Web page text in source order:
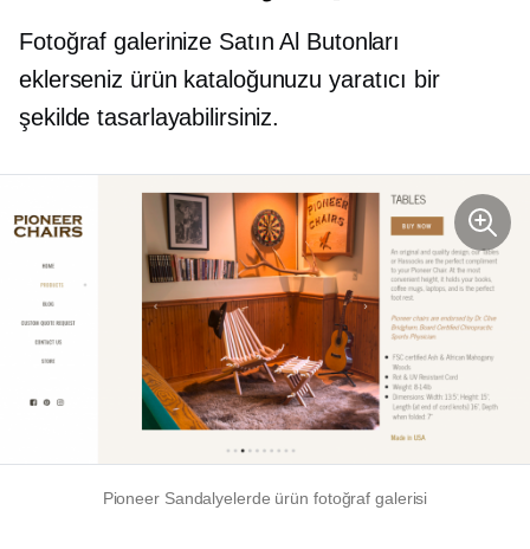
Fotoğraf galerinize Satın Al Butonları
eklerseniz ürün kataloğunuzu yaratıcı bir
şekilde tasarlayabilirsiniz.
Pioneer Sandalyelerde ürün fotoğraf galerisi